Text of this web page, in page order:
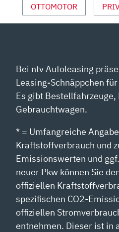
OTTOMOTOR
Bei ntv Autoleasing
Leasing-Schnäppchen
Es gibt Bestellfahrzeuge,
Gebrauchtwagen.
* = Umfangreiche
Kraftstoffverbrauch und
Emissionswerten und
neuer Pkw können Sie
offiziellen
spezifischen CO2-
offiziellen
entnehmen. Dieser ist in